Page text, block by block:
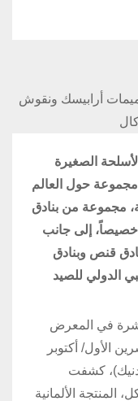
أرابيسك ونقوش
الصغيرة
والتابعة لمجموعة ايدج، إحدى أكبر 25 مجموعة حول العالم
مجموعة من بنادق
إلى جانب
قنص وبنادق
الدولي للصيد
في المعرض
بين 26 أيلول/ سبتمبر و 2 تشرين الأول/ أكتوبر
كشفت
المنتجة الألمانية